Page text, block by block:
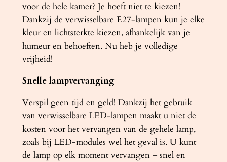
voor de hele kamer? Je hoeft niet te kiezen!
Dankzij de verwisselbare E27-lampen kun je elke
kleur en lichtsterkte kiezen, afhankelijk van je
humeur en behoeften. Nu heb je volledige
vrijheid!
Snelle lampvervanging
Verspil geen tijd en geld! Dankzij het gebruik
van verwisselbare LED-lampen maakt u niet de
kosten voor het vervangen van de gehele lamp,
zoals bij LED-modules wel het geval is. U kunt
de lamp op elk moment vervangen – snel en